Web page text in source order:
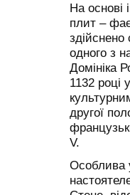
На основі
плит –
здійснено
одного з
Домініка
1132 році
другої
V.
Особлива